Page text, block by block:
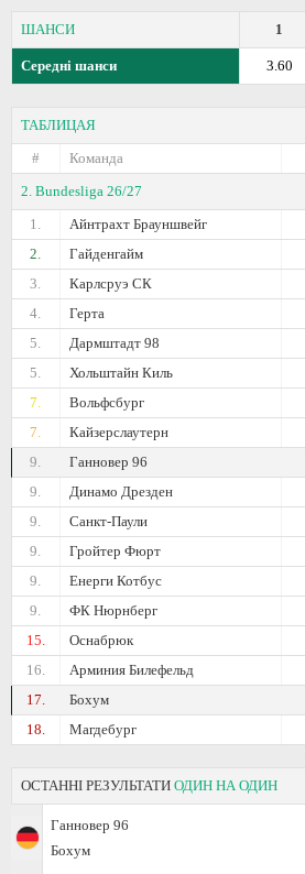
ШАНСИ 1
Середні шанси 3.60
ТАБЛИЦАЯ
#
Команда
2. Bundesliga 26/27
1.
Айнтрахт Брауншвейг
2.
Гайденгайм
3.
Карлсруэ СК
4.
Герта
5.
Дармштадт 98
5.
Хольштайн Киль
7.
Вольфсбург
7.
Кайзерслаутерн
9.
Ганновер 96
9.
Динамо Дрезден
9.
Санкт-Паули
9.
Гройтер Фюрт
9.
Енерги Котбус
9.
ФК Нюрнберг
15.
Оснабрюк
16.
Арминия Билефельд
17.
Бохум
18.
Магдебург
ОСТАННІ РЕЗУЛЬТАТИ ОДИН НА ОДИН
Ганновер 96
Бохум